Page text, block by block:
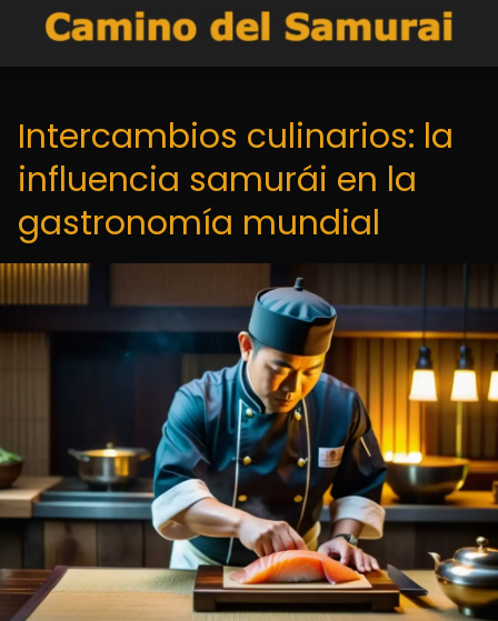
Intercambios culinarios: la
influencia samurái en la
gastronomía mundial